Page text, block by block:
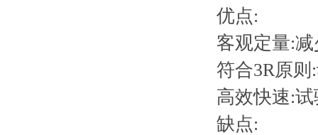
优点:
客观定量:
符合3R原
高效快速:
缺点: